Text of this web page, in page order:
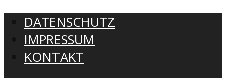
DATENSCHUTZ
IMPRESSUM
KONTAKT